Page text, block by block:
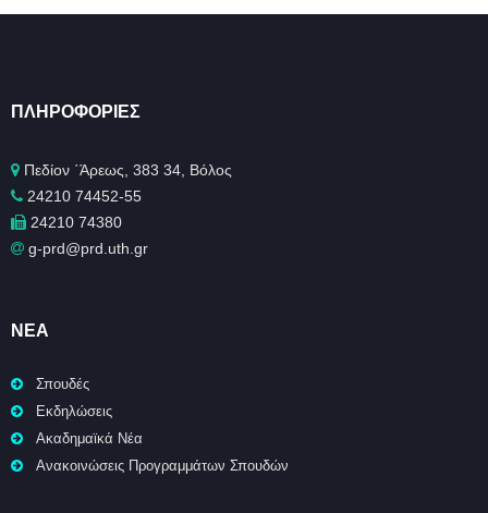
ΠΛΗΡΟΦΟΡΊΕΣ
Πεδίον ΄Άρεως, 383 34, Βόλος
24210 74452-55
24210 74380
g-prd@prd.uth.gr
ΝΈΑ
Σπουδές
Εκδηλώσεις
Ακαδημαϊκά Νέα
Ανακοινώσεις Προγραμμάτων Σπουδών